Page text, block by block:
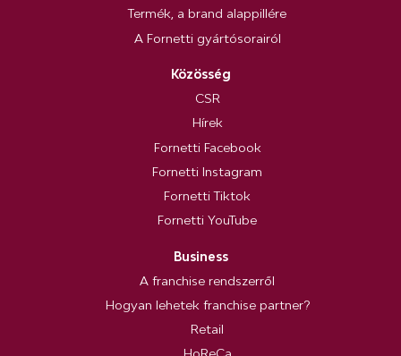
Termék, a brand alappillére
A Fornetti gyártósorairól
Közösség
CSR
Hírek
Fornetti Facebook
Fornetti Instagram
Fornetti Tiktok
Fornetti YouTube
Business
A franchise rendszerről
Hogyan lehetek franchise partner?
Retail